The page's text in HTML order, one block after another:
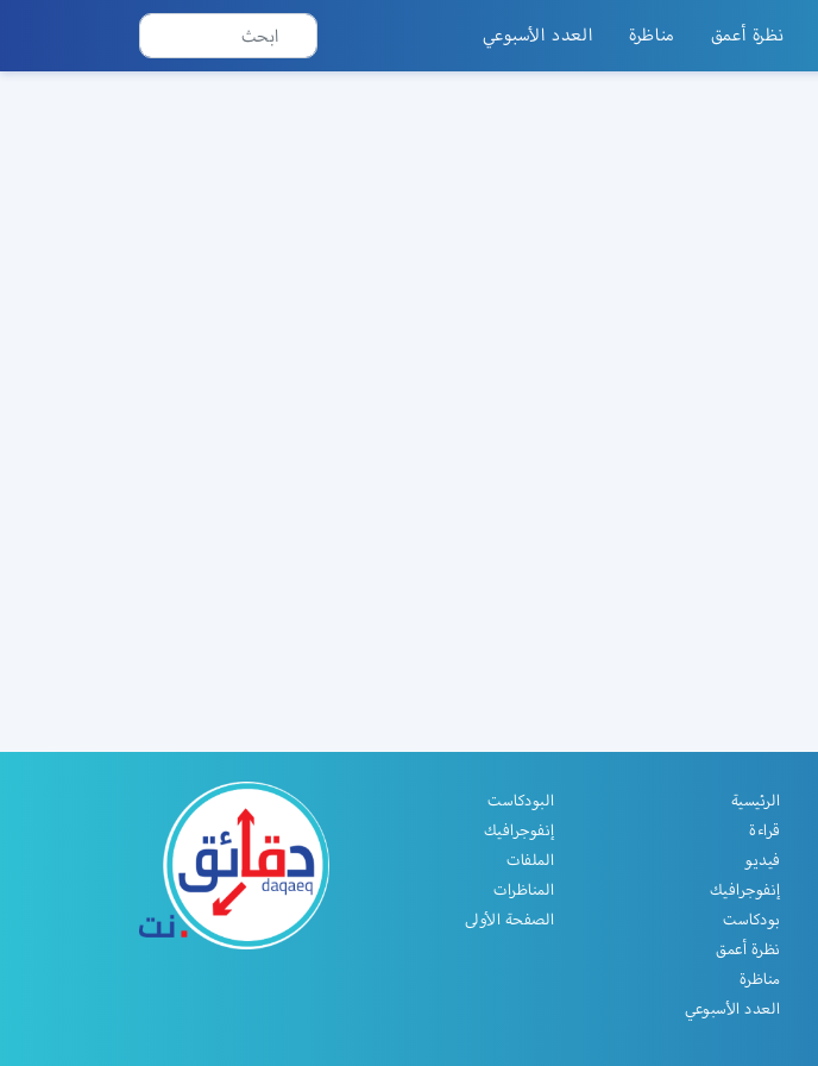
نظرة أعمق مناظرة العدد الأسبوعي
الرئيسية
قراءة
فيديو
إنفوجرافيك
بودكاست
نظرة أعمق
مناظرة
العدد الأسبوعي
البودكاست
إنفوجرافيك
الملفات
المناظرات
الصفحة الأولى